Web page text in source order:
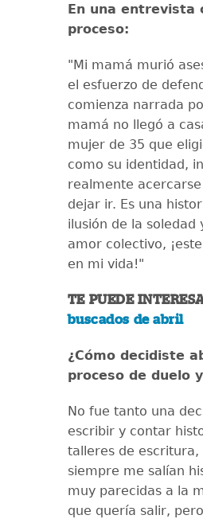
En una entrevista
proceso:
"Mi mamá murió
el esfuerzo de
comienza narrada
mamá no llegó a
mujer de 35 que
como su identidad,
realmente
dejar ir. Es una
ilusión de la soledad
amor colectivo,
en mi vida!"
TE PUEDE
buscados de abril
¿Cómo decidiste
proceso de duelo
No fue tanto una
escribir y contar
talleres de
siempre me salían
muy parecidas a la
que quería salir,